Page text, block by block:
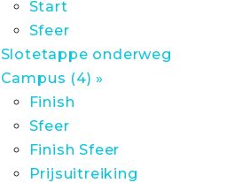
Start
Sfeer
Slotetappe onderweg
Campus (4) »
Finish
Sfeer
Finish Sfeer
Prijsuitreiking